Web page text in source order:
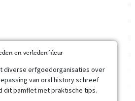
en verleden kleur
diverse erfgoedorganisaties over
van oral history schreef
dit pamflet met praktische tips.